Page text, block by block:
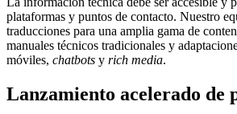
plataformas y puntos de contacto. Nuestro
traducciones para una amplia gama de
manuales técnicos tradicionales y
móviles, chatbots y rich media.
Lanzamiento acelerado de